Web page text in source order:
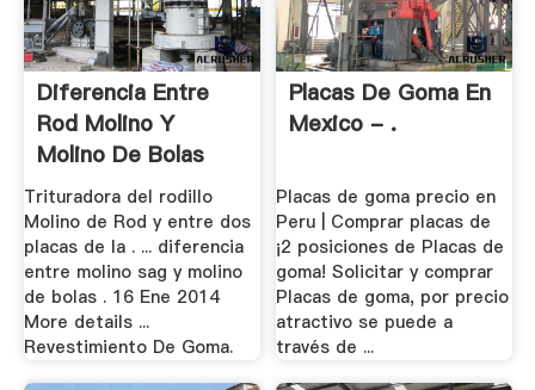
Diferencia Entre
Rod Molino Y
Molino De Bolas
Trituradora del rodillo
Molino de Rod y entre dos
placas de la . ... diferencia
entre molino sag y molino
de bolas . 16 Ene 2014
More details ...
Revestimiento De Goma.
Placas De Goma En
Mexico - .
Placas de goma precio en
Peru | Comprar placas de
¡2 posiciones de Placas de
goma! Solicitar y comprar
Placas de goma, por precio
atractivo se puede a
través de ...